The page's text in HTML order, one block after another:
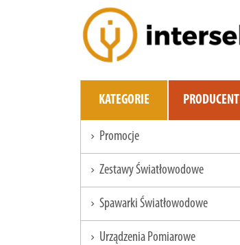
KATEGORIE PRODUCENT
chevron_right Promocje
chevron_right Zestawy Światłowodowe
chevron_right Spawarki Światłowodowe
chevron_right Urządzenia Pomiarowe